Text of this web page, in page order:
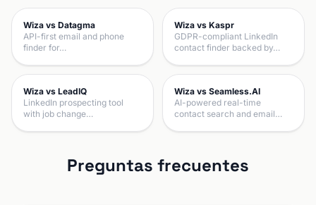
Wiza vs Datagma
API-first email and phone
finder for…
Wiza vs Kaspr
GDPR-compliant LinkedIn
contact finder backed by…
Wiza vs LeadIQ
LinkedIn prospecting tool
with job change…
Wiza vs Seamless.AI
AI-powered real-time
contact search and email…
Preguntas frecuentes